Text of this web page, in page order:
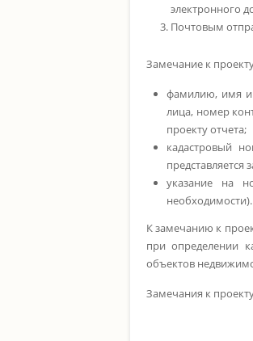
электронного
Почтовым
Замечание к
фамилию, имя и
лица, номер
проекту отчета;
кадастровый
указание на
необходимости).
К замечанию к
при определении
объектов
Замечания к